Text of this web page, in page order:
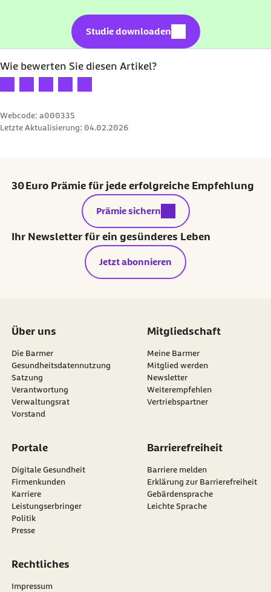
externer Link:
Studie downloaden
Wie bewerten Sie diesen Artikel?
Ihre Bewertung: 1 Stern
Ihre Bewertung: 2 Sterne
Ihre Bewertung: 3 Sterne
Ihre Bewertung: 4 Sterne
Ihre Bewertung: 5 Sterne
Webcode: a000335
Letzte Aktualisierung: 04.02.2026
30 Euro Prämie für jede erfolgreiche Empfehlung
externer Link:
Prämie sichern
Ihr Newsletter für ein gesünderes Leben
Jetzt abonnieren
Über uns
Die Barmer
Gesundheitsdatennutzung
Satzung
Verantwortung
Verwaltungsrat
Vorstand
Mitgliedschaft
Meine Barmer
Mitglied werden
Newsletter
externer Link:
Weiterempfehlen
Vertriebspartner
Portale
Digitale Gesundheit
Firmenkunden
Karriere
Leistungserbringer
Politik
Presse
Barrierefreiheit
Barriere melden
Erklärung zur Barrierefreiheit
Gebärdensprache
Leichte Sprache
Rechtliches
Impressum